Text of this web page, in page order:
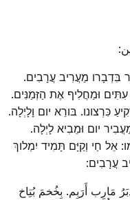
בִּדְבָרו מַעֲרִיב עֲרָבִים.
וּמַחֲלִיף אֶת הַזְּמַנִּים.
כִּרְצונו. בּורֵא יום וָלָיְלָה.
יום וּמֵבִיא לָיְלָה.
אֵל חַי וְקַיָּם תָּמִיד יִמְלוךְ
עֲרָבִים:
مَارِب أَرَبِم. بِخُخمَ بُتِاخ